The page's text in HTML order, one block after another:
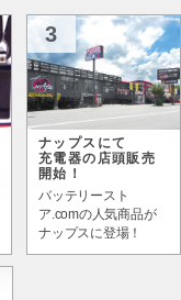
3
ナップスにて
充電器の店頭販売
開始！
バッテリースト
ア.comの人気商品が
ナップスに登場！